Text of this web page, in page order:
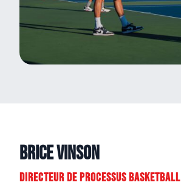
Brice VINSON
DIRECTEUR DE PROCESSUS BASKETBALL